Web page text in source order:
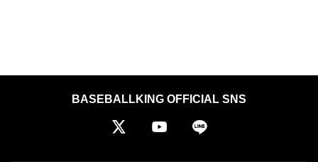
BASEBALLKING OFFICIAL SNS